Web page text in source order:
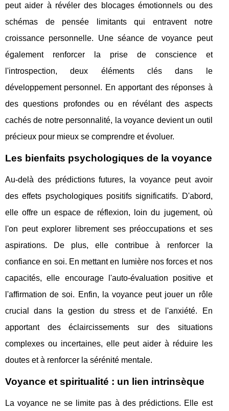
peut aider à révéler des blocages émotionnels ou des
schémas de pensée limitants qui entravent notre
croissance personnelle. Une séance de voyance peut
également renforcer la prise de conscience et
l'introspection, deux éléments clés dans le
développement personnel. En apportant des réponses à
des questions profondes ou en révélant des aspects
cachés de notre personnalité, la voyance devient un outil
précieux pour mieux se comprendre et évoluer.
Les bienfaits psychologiques de la voyance
Au-delà des prédictions futures, la voyance peut avoir
des effets psychologiques positifs significatifs. D'abord,
elle offre un espace de réflexion, loin du jugement, où
l'on peut explorer librement ses préoccupations et ses
aspirations. De plus, elle contribue à renforcer la
confiance en soi. En mettant en lumière nos forces et nos
capacités, elle encourage l'auto-évaluation positive et
l'affirmation de soi. Enfin, la voyance peut jouer un rôle
crucial dans la gestion du stress et de l'anxiété. En
apportant des éclaircissements sur des situations
complexes ou incertaines, elle peut aider à réduire les
doutes et à renforcer la sérénité mentale.
Voyance et spiritualité : un lien intrinsèque
La voyance ne se limite pas à des prédictions. Elle est